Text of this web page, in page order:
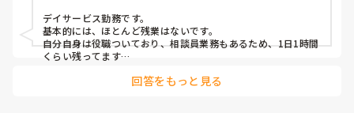
デイサービス勤務です。
基本的には、ほとんど残業はないです。
自分自身は役職ついており、相談員業務もあるため、1日1時間
くらい残ってます…
回答をもっと見る